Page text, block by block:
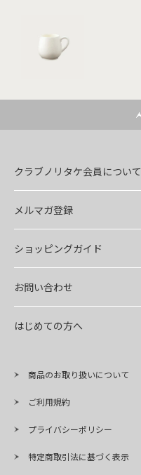
クラブノリタケ会員について
メルマガ登録
ショッピングガイド
お問い合わせ
はじめての方へ
商品のお取り扱いについて
ご利用規約
プライバシーポリシー
特定商取引法に基づく表示